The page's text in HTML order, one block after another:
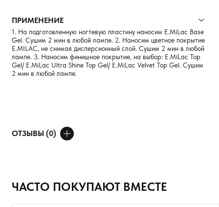
ПРИМЕНЕНИЕ
1. На подготовленную ногтевую пластину наносим E.MiLac Base
Gel. Сушим 2 мин в любой лампе. 2. Наносим цветное покрытие
E.MILAC, не снимая дисперсионный слой. Сушим 2 мин в любой
лампе. 3. Наносим финишное покрытие, на выбор: E.MiLac Top
Gel/ E.MiLac Ultra Shine Top Gel/ E.MiLac Velvet Top Gel. Сушим
2 мин в любой лампе.
ОТЗЫВЫ (0)
ДОБАВИТЬ ОТЗЫВ
Ваше имя
Товар
ЧАСТО ПОКУПАЮТ ВМЕСТЕ